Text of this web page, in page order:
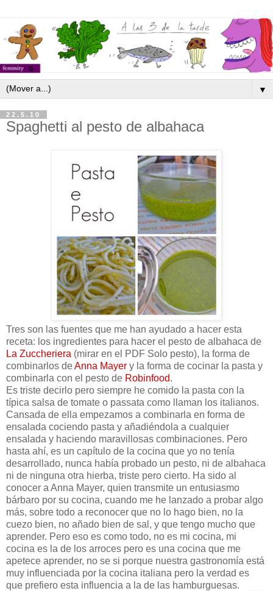
▼
22.5.10
Spaghetti al pesto de albahaca
Tres son las fuentes que me han ayudado a hacer esta
receta: los ingredientes para hacer el pesto de albahaca de
La Zuccheriera (mirar en el PDF Solo pesto), la forma de
combinarlos deAnna Mayer y la forma de cocinar la pasta y
combinarla con el pesto de Robinfood.
Es triste decirlo pero siempre he comido la pasta con la
típica salsa de tomate o passata como llaman los italianos.
Cansada de ella empezamos a combinarla en forma de
ensalada cociendo pasta y añadiéndola a cualquier
ensalada y haciendo maravillosas combinaciones. Pero
hasta ahí, es un capítulo de la cocina que yo no tenía
desarrollado, nunca había probado un pesto, ni de albahaca
ni de ninguna otra hierba, triste pero cierto. Ha sido al
conocer a Anna Mayer, quien transmite un entusiasmo
bárbaro por su cocina, cuando me he lanzado a probar algo
más, sobre todo a reconocer que no lo hago bien, no la
cuezo bien, no añado bien de sal, y que tengo mucho que
aprender. Pero eso es como todo, no es mi cocina, mi
cocina es la de los arroces pero es una cocina que me
apetece aprender, no se si porque nuestra gastronomía está
muy influenciada por la cocina italiana pero la verdad es
que prefiero esta influencia a la de las hamburguesas.